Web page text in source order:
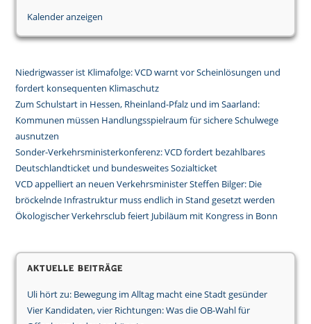
Kalender anzeigen
Niedrigwasser ist Klimafolge: VCD warnt vor Scheinlösungen und
fordert konsequenten Klimaschutz
Zum Schulstart in Hessen, Rheinland-Pfalz und im Saarland:
Kommunen müssen Handlungsspielraum für sichere Schulwege
ausnutzen
Sonder-Verkehrsministerkonferenz: VCD fordert bezahlbares
Deutschlandticket und bundesweites Sozialticket
VCD appelliert an neuen Verkehrsminister Steffen Bilger: Die
bröckelnde Infrastruktur muss endlich in Stand gesetzt werden
Ökologischer Verkehrsclub feiert Jubiläum mit Kongress in Bonn
Aktuelle Beiträge
Uli hört zu: Bewegung im Alltag macht eine Stadt gesünder
Vier Kandidaten, vier Richtungen: Was die OB-Wahl für